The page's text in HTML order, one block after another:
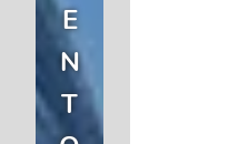
E
N
T